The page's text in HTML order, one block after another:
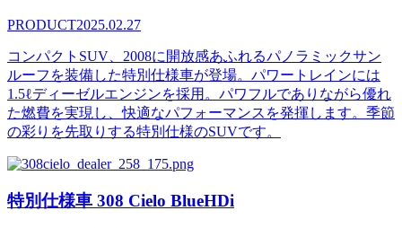
PRODUCT2025.02.27
コンパクトSUV、2008に開放感あふれるパノラミックサン
ルーフを装備した特別仕様車が登場。パワートレインには
1.5ℓディーゼルエンジンを採用。パワフルでありながら優れ
た燃費を実現し、快適なパフォーマンスを発揮します。季節
の彩りを先取りする特別仕様のSUVです。
特別仕様車 308 Cielo BlueHDi